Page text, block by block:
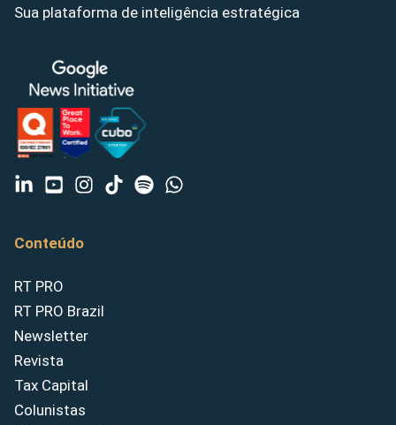
Sua plataforma de inteligência estratégica
Conteúdo
RT PRO
RT PRO Brazil
Newsletter
Revista
Tax Capital
Colunistas